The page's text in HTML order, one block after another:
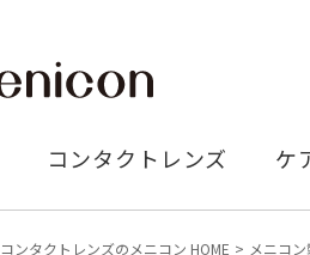
コンタクトレンズ ケ
コンタクトレンズのメニコン HOME メニコ